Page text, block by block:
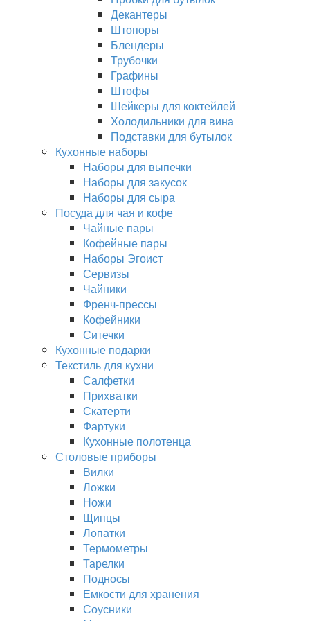
Декантеры
Штопоры
Блендеры
Трубочки
Графины
Штофы
Шейкеры для коктейлей
Холодильники для вина
Подставки для бутылок
Кухонные наборы
Наборы для выпечки
Наборы для закусок
Наборы для сыра
Посуда для чая и кофе
Чайные пары
Кофейные пары
Наборы Эгоист
Сервизы
Чайники
Френч-прессы
Кофейники
Ситечки
Кухонные подарки
Текстиль для кухни
Салфетки
Прихватки
Скатерти
Фартуки
Кухонные полотенца
Столовые приборы
Вилки
Ложки
Ножи
Щипцы
Лопатки
Термометры
Тарелки
Подносы
Емкости для хранения
Соусники